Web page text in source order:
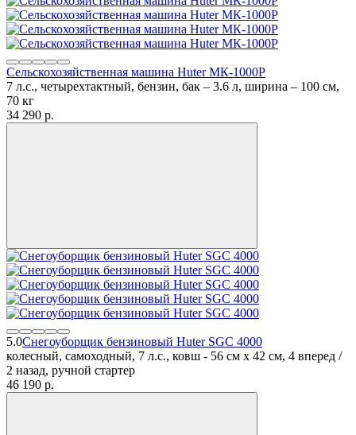
Сельскохозяйственная машина Huter МК-1000Р
7 л.с., четырехтактный, бензин, бак – 3.6 л, ширина – 100 см,
70 кг
34 290 p.
5.0Снегоуборщик бензиновый Huter SGC 4000
колесный, самоходный, 7 л.с., ковш - 56 см x 42 см, 4 вперед /
2 назад, ручной стартер
46 190 p.